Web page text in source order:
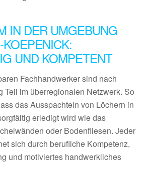
IN DER UMGEBUNG
UND KOMPETENT
Fachhandwerker sind nach
Teil im überregionalen Netzwerk. So
das Ausspachteln von Löchern in
erledigt wird wie das
oder Bodenfliesen. Jeder
sich durch berufliche Kompetenz,
und motiviertes handwerkliches